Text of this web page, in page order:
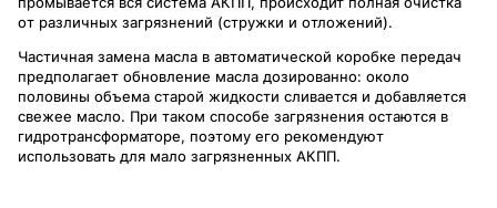
от различных загрязнений (стружки и отложений).
Частичная замена масла в автоматической коробке передач
предполагает обновление масла дозированно: около
половины объема старой жидкости сливается и добавляется
свежее масло. При таком способе загрязнения остаются в
гидротрансформаторе, поэтому его рекомендуют
использовать для мало загрязненных АКПП.